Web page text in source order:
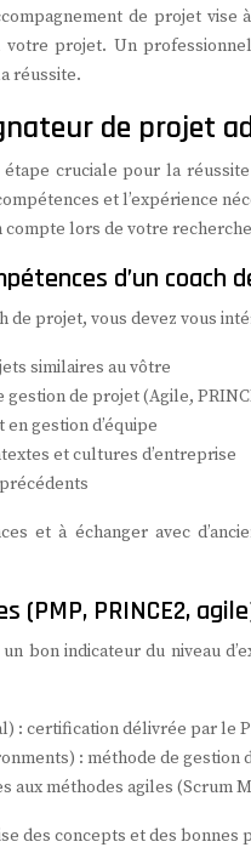
de projet
projet. Un
réussite.
de projet
cruciale pour la
et l’expérience
lors de votre
d’un coach
de projet, vous devez vous
similaires au vôtre
de projet (Agile,
gestion d’équipe
et cultures d’entreprise
et à échanger avec
PRINCE2,
bon indicateur du niveau
: certification délivrée par le
: méthode de gestion
aux méthodes agiles (Scrum
des concepts et des